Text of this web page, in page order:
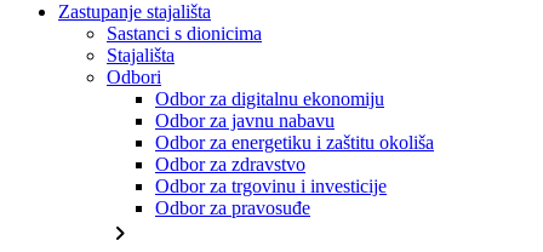
Zastupanje stajališta
Sastanci s dionicima
Stajališta
Odbori
Odbor za digitalnu ekonomiju
Odbor za javnu nabavu
Odbor za energetiku i zaštitu okoliša
Odbor za zdravstvo
Odbor za trgovinu i investicije
Odbor za pravosuđe
chevron_right